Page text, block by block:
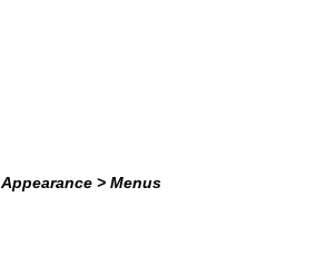
Appearance > Menus